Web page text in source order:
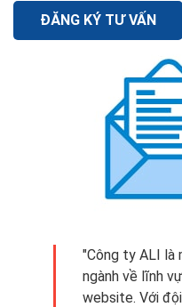
ĐĂNG KÝ TƯ VẤN
"Công ty ALI là
ngành về lĩnh
website. Với